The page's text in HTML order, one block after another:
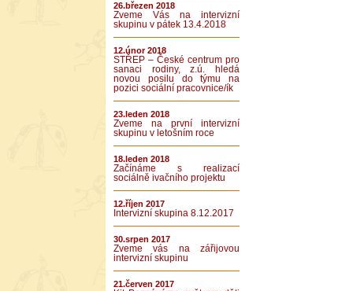
26.březen 2018
Zveme Vás na intervizní
skupinu v pátek 13.4.2018
12.únor 2018
STŘEP – České centrum pro
sanaci rodiny, z.ú. hledá
novou posilu do týmu na
pozici sociální pracovnice/ík
23.leden 2018
Zveme na první intervizní
skupinu v letošním roce
18.leden 2018
Začínáme s realizací
sociálně ivačního projektu
12.říjen 2017
Intervizní skupina 8.12.2017
30.srpen 2017
Zveme vás na zářijovou
intervizní skupinu
21.červen 2017